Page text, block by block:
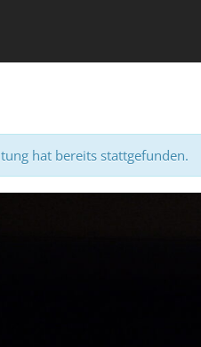
hat bereits stattgefunden.